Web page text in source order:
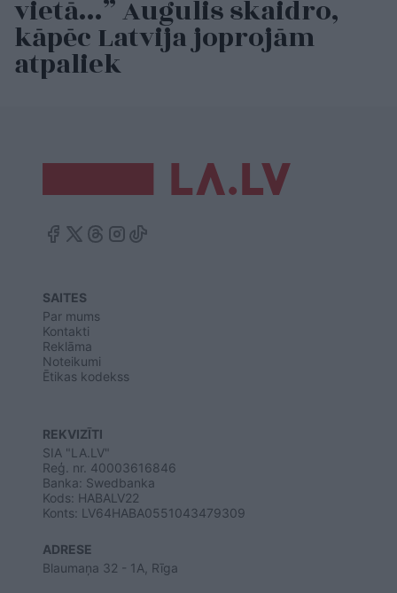
vietā…” Augulis skaidro,
kāpēc Latvija joprojām
atpaliek
SAITES
Par mums
Kontakti
Reklāma
Noteikumi
Ētikas kodekss
REKVIZĪTI
SIA "LA.LV"
Reģ. nr. 40003616846
Banka: Swedbanka
Kods: HABALV22
Konts: LV64HABA0551043479309
ADRESE
Blaumaņa 32 - 1A, Rīga